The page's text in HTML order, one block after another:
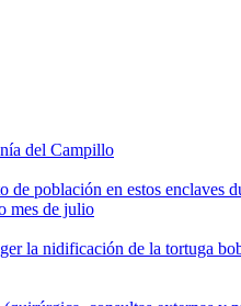
del Campillo
población en estos enclaves
mes de julio
la nidificación de la tortuga